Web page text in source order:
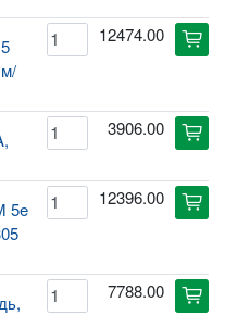
12474.00 cart
3906.00 cart
5e
12396.00 cart
7788.00 cart